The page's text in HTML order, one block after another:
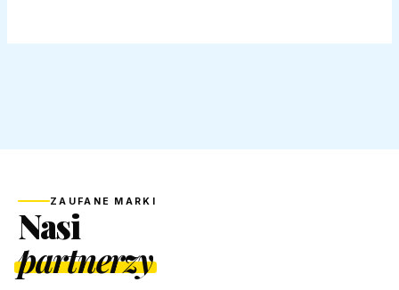
ZAUFANE MARKI
Nasi
partnerzy